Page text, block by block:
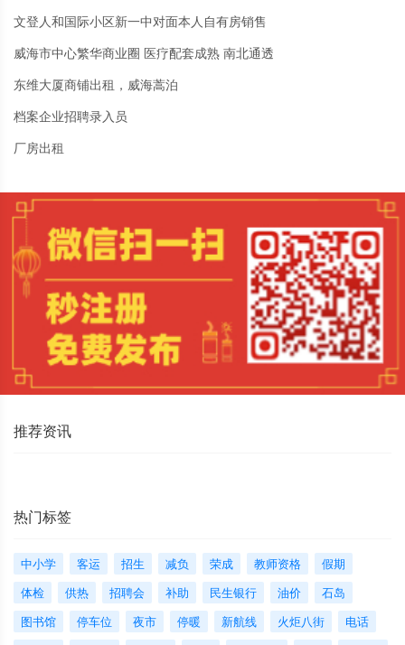
文登人和国际小区新一中对面本人自有房销售
威海市中心繁华商业圈 医疗配套成熟 南北通透
东维大厦商铺出租，威海蒿泊
档案企业招聘录入员
厂房出租
推荐资讯
热门标签
中小学 客运 招生 减负 荣成 教师资格
假期
体检
供热 招聘会 补助 民生银行 油价
石岛
图书馆
停车位 夜市 停暖 新航线 火炬八街
电话